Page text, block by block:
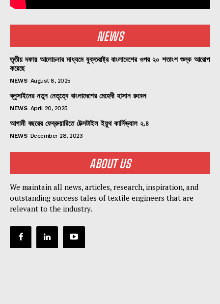
NEWS
তৃতীয় দফায় আলোচনার মাধ্যমে যুক্তরাষ্ট্র বাংলাদেশের ওপর ২০ শতাংশ শুল্ক আরোপ
করেছে
NEWS August 8, 2025
ব্লুসাইনের নতুন নেতৃত্বে বাংলাদেশের মেহেদী হাসান রুবেল
NEWS April 20, 2025
আগামী বছরের ফেব্রুয়ারিতে টেক্সটাইল ইয়ুথ কার্নিভ্যাল ২.৪
NEWS December 28, 2023
ABOUT US
We maintain all news, articles, research, inspiration, and
outstanding success tales of textile engineers that are
relevant to the industry.